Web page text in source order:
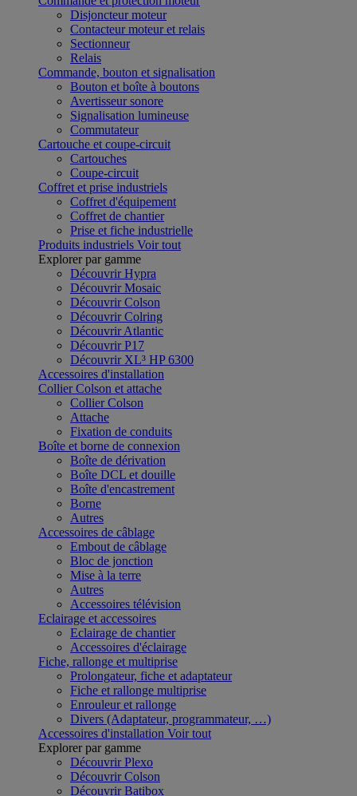
Disjoncteur moteur
Contacteur moteur et relais
Sectionneur
Relais
Commande, bouton et signalisation
Bouton et boîte à boutons
Avertisseur sonore
Signalisation lumineuse
Commutateur
Cartouche et coupe-circuit
Cartouches
Coupe-circuit
Coffret et prise industriels
Coffret d'équipement
Coffret de chantier
Prise et fiche industrielle
Produits industriels Voir tout
Explorer par gamme
Découvrir Hypra
Découvrir Mosaic
Découvrir Colson
Découvrir Colring
Découvrir Atlantic
Découvrir P17
Découvrir XL³ HP 6300
Accessoires d'installation
Collier Colson et attache
Collier Colson
Attache
Fixation de conduits
Boîte et borne de connexion
Boîte de dérivation
Boîte DCL et douille
Boîte d'encastrement
Borne
Autres
Accessoires de câblage
Embout de câblage
Bloc de jonction
Mise à la terre
Autres
Accessoires télévision
Eclairage et accessoires
Eclairage de chantier
Accessoires d'éclairage
Fiche, rallonge et multiprise
Prolongateur, fiche et adaptateur
Fiche et rallonge multiprise
Enrouleur et rallonge
Divers (Adaptateur, programmateur, …)
Accessoires d'installation Voir tout
Explorer par gamme
Découvrir Plexo
Découvrir Colson
Découvrir Batibox